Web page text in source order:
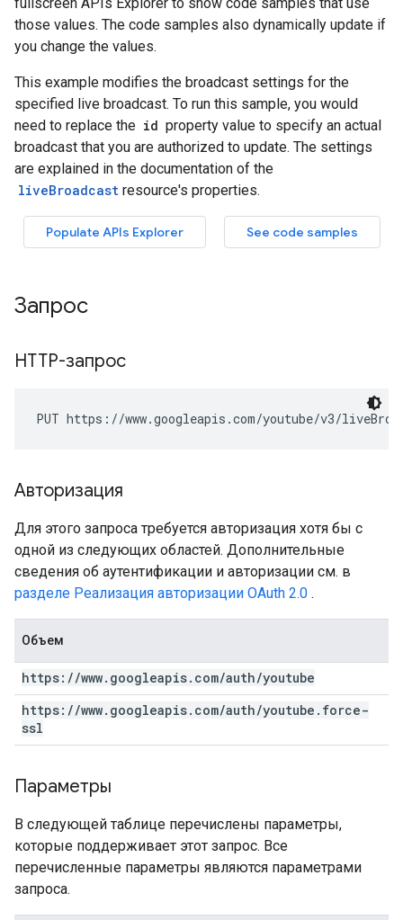
Запрос
HTTP-запрос
PUT https://www.googleapis.com/youtube/v3/
Авторизация
Для этого запроса требуется авторизация хотя бы с
одной из следующих областей. Дополнительные
сведения об аутентификации и авторизации см. в
разделе Реализация авторизации OAuth 2.0 .
Объем
https: //www. googleapis. com/auth/youtube
https: //www. googleapis. com/auth/youtube . force-
ssl
Параметры
В следующей таблице перечислены параметры,
которые поддерживает этот запрос. Все
перечисленные параметры являются параметрами
запроса.